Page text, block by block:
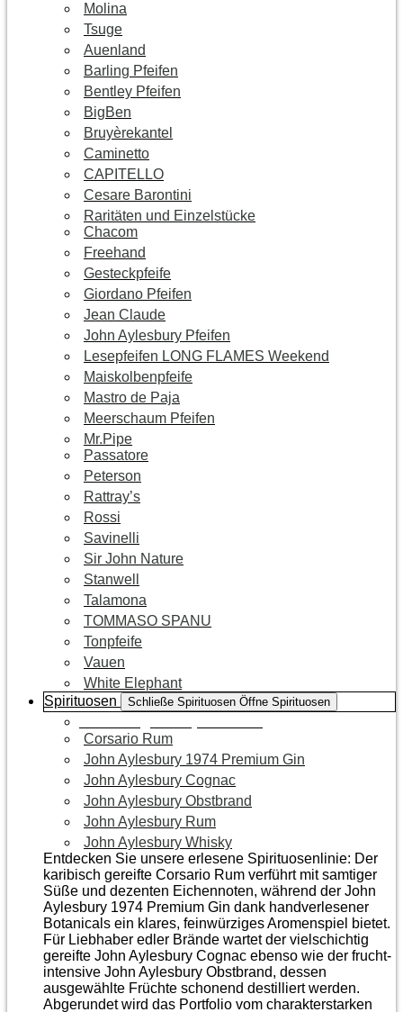
Molina
Tsuge
Auenland
Barling Pfeifen
Bentley Pfeifen
BigBen
Bruyèrekantel
Caminetto
CAPITELLO
Cesare Barontini
Raritäten und Einzelstücke
Chacom
Freehand
Gesteckpfeife
Giordano Pfeifen
Jean Claude
John Aylesbury Pfeifen
Lesepfeifen LONG FLAMES Weekend
Maiskolbenpfeife
Mastro de Paja
Meerschaum Pfeifen
Mr.Pipe
Passatore
Peterson
Rattray’s
Rossi
Savinelli
Sir John Nature
Stanwell
Talamona
TOMMASO SPANU
Tonpfeife
Vauen
White Elephant
Spirituosen
Schließe Spirituosen Öffne Spirituosen
Corsario Rum
John Aylesbury 1974 Premium Gin
John Aylesbury Cognac
John Aylesbury Obstbrand
John Aylesbury Rum
John Aylesbury Whisky
Entdecken Sie unsere erlesene Spirituosenlinie: Der
karibisch gereifte Corsario Rum verführt mit samtiger
Süße und dezenten Eichen­noten, während der John
Aylesbury 1974 Premium Gin dank handverlesener
Botanicals ein klares, feinwürziges Aromenspiel bietet.
Für Liebhaber edler Brände wartet der vielschichtig
gereifte John Aylesbury Cognac ebenso wie der frucht­
intensive John Aylesbury Obstbrand, dessen
ausgewählte Früchte schonend destilliert werden.
Abgerundet wird das Portfolio vom charakterstarken